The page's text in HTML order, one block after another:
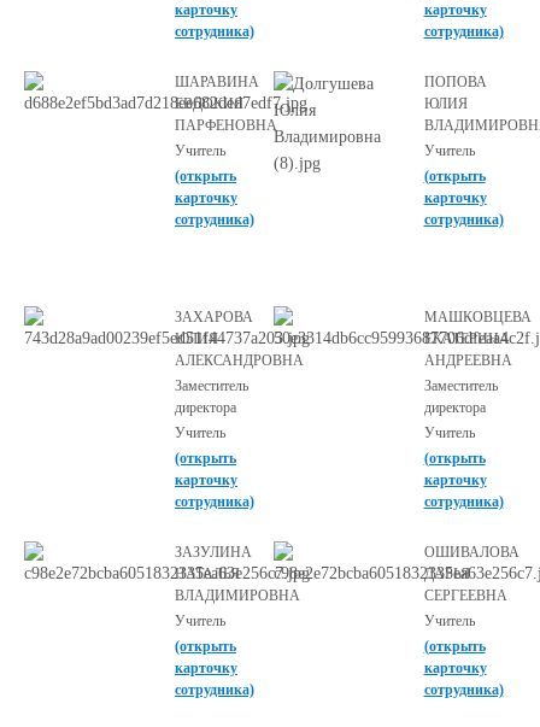
карточку
сотрудника)
карточку
сотрудника)
ШАРАВИНА
ЕВДОКИЯ
ПАРФЕНОВНА
Учитель
(открыть
карточку
сотрудника)
ПОПОВА
ЮЛИЯ
Учитель
(открыть
карточку
сотрудника)
ЗАХАРОВА
ЮЛИЯ
АЛЕКСАНДРОВНА
Заместитель
директора
Учитель
(открыть
карточку
сотрудника)
МАШКОВЦЕВА
ЕКАТЕРИНА
АНДРЕЕВНА
Заместитель
директора
Учитель
(открыть
карточку
сотрудника)
ЗАЗУЛИНА
НАТАЛЬЯ
ВЛАДИМИРОВНА
Учитель
(открыть
карточку
сотрудника)
ОШИВАЛОВА
ДАРЬЯ
СЕРГЕЕВНА
Учитель
(открыть
карточку
сотрудника)